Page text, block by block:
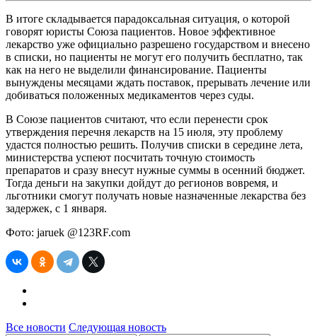
В итоге складывается парадоксальная ситуация, о которой
говорят юристы Союза пациентов. Новое эффективное
лекарство уже официально разрешено государством и внесено
в списки, но пациенты не могут его получить бесплатно, так
как на него не выделили финансирование. Пациенты
вынуждены месяцами ждать поставок, прерывать лечение или
добиваться положенных медикаментов через суды.
В Союзе пациентов считают, что если перенести срок
утверждения перечня лекарств на 15 июля, эту проблему
удастся полностью решить. Получив списки в середине лета,
министерства успеют посчитать точную стоимость
препаратов и сразу внесут нужные суммы в осенний бюджет.
Тогда деньги на закупки дойдут до регионов вовремя, и
льготники смогут получать новые назначенные лекарства без
задержек, с 1 января.
Фото: jaruek @123RF.com
Все новости Следующая новость